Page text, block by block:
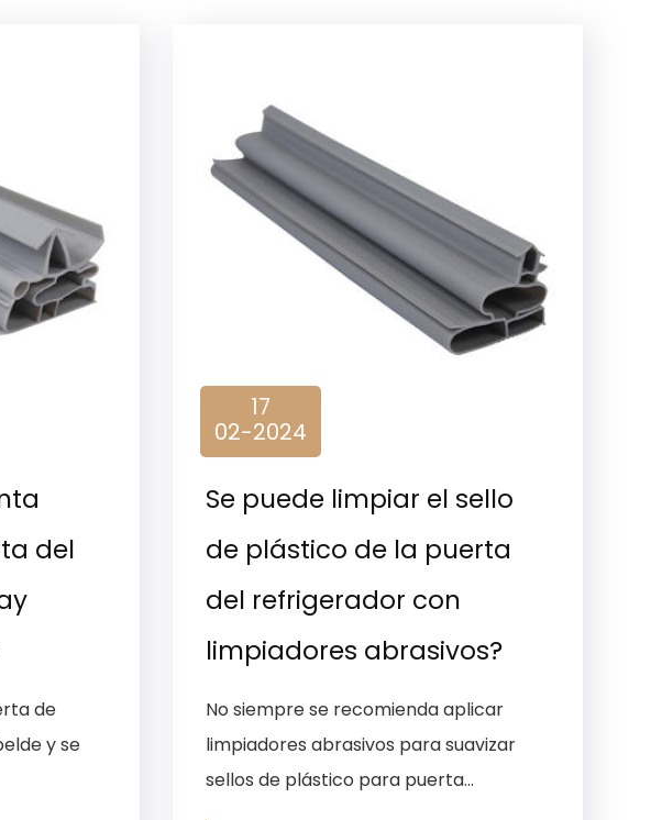
del
de
y se
17
02-2024
Se puede limpiar el sello
de plástico de la puerta
del refrigerador con
limpiadores abrasivos?
No siempre se recomienda aplicar
limpiadores abrasivos para suavizar
sellos de plástico para puerta...